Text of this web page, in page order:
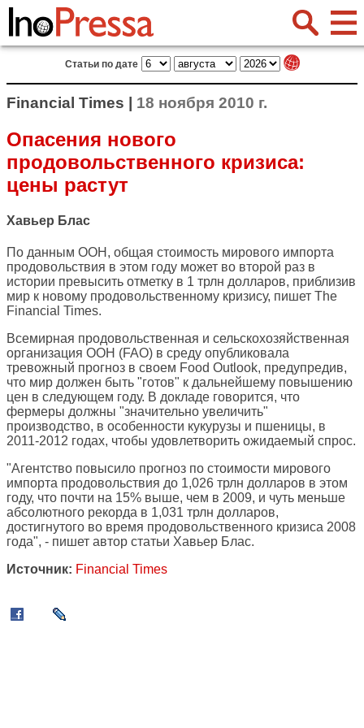
Статьи по дате
Financial Times | 18 ноября 2010 г.
Опасения нового
продовольственного кризиса:
цены растут
Хавьер Блас
По данным ООН, общая стоимость мирового импорта
продовольствия в этом году может во второй раз в
истории превысить отметку в 1 трлн долларов, приблизив
мир к новому продовольственному кризису, пишет The
Financial Times.
Всемирная продовольственная и сельскохозяйственная
организация ООН (FAO) в среду опубликовала
тревожный прогноз в своем Food Outlook, предупредив,
что мир должен быть "готов" к дальнейшему повышению
цен в следующем году. В докладе говорится, что
фермеры должны "значительно увеличить"
производство, в особенности кукурузы и пшеницы, в
2011-2012 годах, чтобы удовлетворить ожидаемый спрос.
"Агентство повысило прогноз по стоимости мирового
импорта продовольствия до 1,026 трлн долларов в этом
году, что почти на 15% выше, чем в 2009, и чуть меньше
абсолютного рекорда в 1,031 трлн долларов,
достигнутого во время продовольственного кризиса 2008
года", - пишет автор статьи Хавьер Блас.
Источник: Financial Times